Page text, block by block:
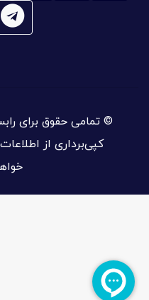
© تمامی حقوق برای
کپی‌برداری از